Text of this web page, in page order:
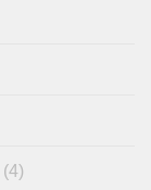
(4)